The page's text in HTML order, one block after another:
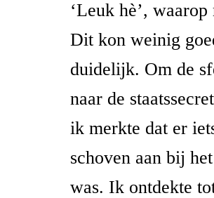
‘Leuk hè’,
Dit kon weinig
duidelijk. Om de
naar de
ik merkte dat er
schoven aan bij
was. Ik ontdekte